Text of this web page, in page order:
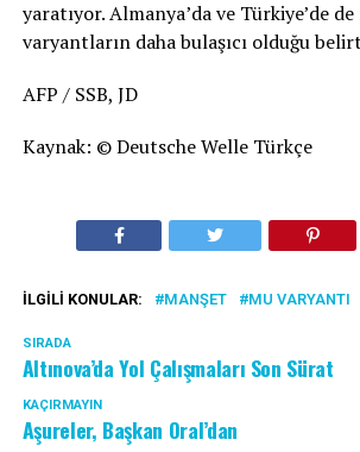
yaratıyor. Almanya’da ve Türkiye’de
varyantların daha bulaşıcı olduğu
AFP / SSB, JD
Kaynak: © Deutsche Welle Türkçe
İLGILI KONULAR: MANŞET MU VARYANTI
SIRADA
Altınova’da Yol Çalışmaları Son Sürat
KAÇIRMAYIN
Aşureler, Başkan Oral’dan